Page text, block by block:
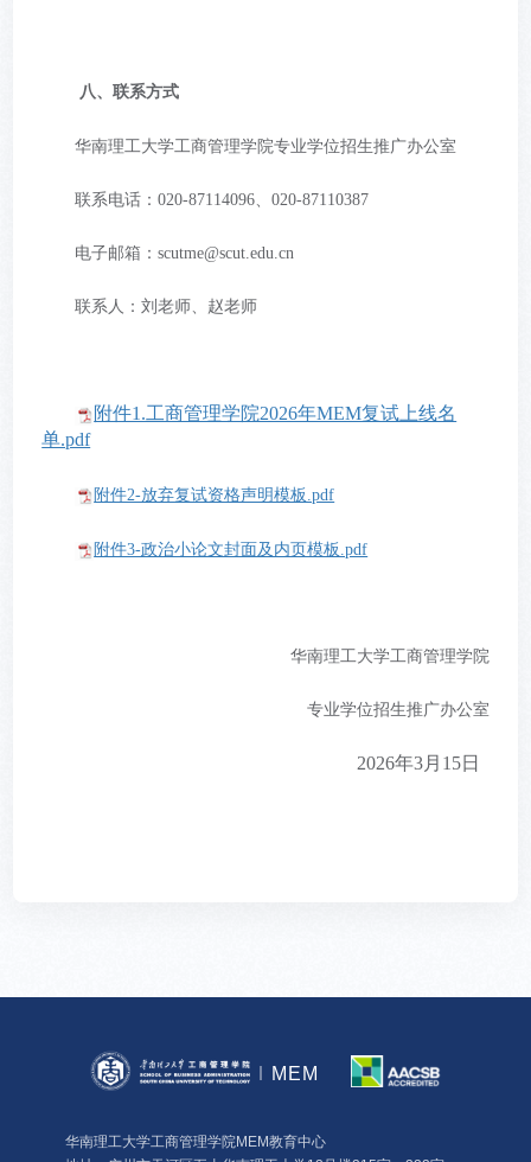
八、联系方式
华南理工大学工商管理学院专业学位招生推广办公室
联系电话：020-87114096、020-87110387
电子邮箱：scutme@scut.edu.cn
联系人：刘老师、赵老师
附件1.工商管理学院2026年MEM复试上线名
单.pdf
附件2-放弃复试资格声明模板.pdf
附件3-政治小论文封面及内页模板.pdf
华南理工大学工商管理学院
专业学位招生推广办公室
2026年3月15日
MEM
华南理工大学工商管理学院MEM教育中心